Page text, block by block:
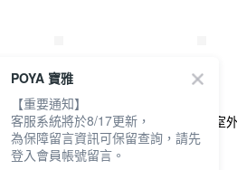
精靈寶可夢童輕量拖-
黑-多尺寸任選
NT$269
精靈寶可夢童室
多款任選
POYA 寶雅
【重要通知】
客服系統將於8/17更新，
為保障留言資訊可保留查詢，請先
登入會員帳號留言。